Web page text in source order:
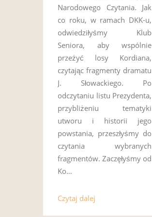
Narodowego Czytania. Jak
co roku, w ramach DKK-u,
odwiedziłyśmy Klub
Seniora, aby wspólnie
przeżyć losy Kordiana,
czytając fragmenty dramatu
J. Słowackiego. Po
odczytaniu listu Prezydenta,
przybliżeniu tematyki
utworu i historii jego
powstania, przeszłyśmy do
czytania wybranych
fragmentów. Zaczęłyśmy od
Ko…
Czytaj dalej